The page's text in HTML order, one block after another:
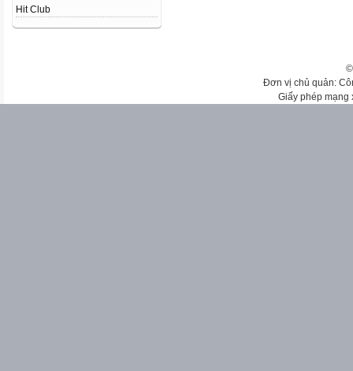
Hit Club
Đơn vị chủ quản:
Giấy phép mạng